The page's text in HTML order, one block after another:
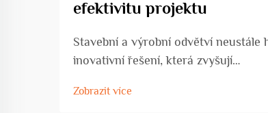
efektivitu projektu
Stavební a výrobní odvětví neustále
inovativní řešení, která zvyšují
přesnost a kvalitní standardy. Ohýbací
Zobrazit více